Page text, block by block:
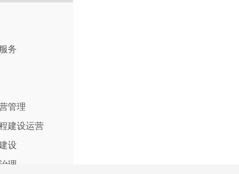
务
管理
建设运营
设
理